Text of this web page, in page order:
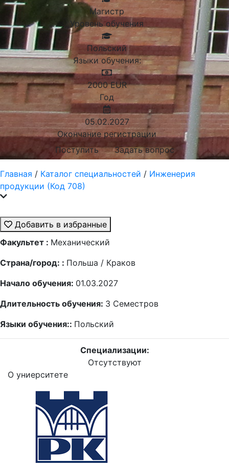
Магистр
Уровень обучения
Польский
Языки обучения:
2000 EUR
Год
05.02.2027
Окончание регистрации
Поступить
Задать вопрос
Главная / Каталог специальностей / Инженерия
продукции (Код 708)
Добавить в избранные
Факультет : Механический
Страна/город: : Польша / Краков
Начало обучения: 01.03.2027
Длительность обучения: 3 Семестров
Языки обучения:: Польский
Специализации:
Отсутствуют
О униерситете